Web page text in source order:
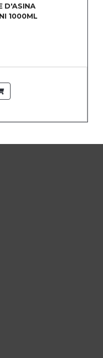
D'ASINA
1000ML